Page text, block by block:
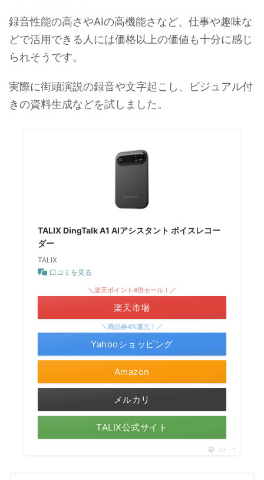
録音性能の高さやAIの高機能さなど、仕事や趣味な
どで活用できる人には価格以上の価値も十分に感じ
られそうです。
実際に街頭演説の録音や文字起こし、ビジュアル付
きの資料生成などを試しました。
TALIX DingTalk A1 AIアシスタント ボイスレコー
ダー
TALIX
口コミを見る
Amazon
＼楽天ポイント4倍セール！／
楽天市場
＼商品券4%還元！／
Yahooショッピング
メルカリ
TALIX公式サイト
ポチップ